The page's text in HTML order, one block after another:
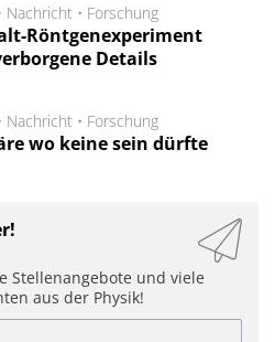
Nachricht • Forschung
Röntgenexperiment
Details
Nachricht • Forschung
wo keine sein dürfte
Stellenangebote und viele
aus der Physik!